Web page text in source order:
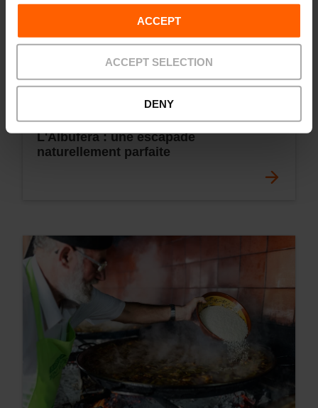
ACCEPT
ACCEPT SELECTION
DENY
L'Albufera : une escapade
naturellement parfaite